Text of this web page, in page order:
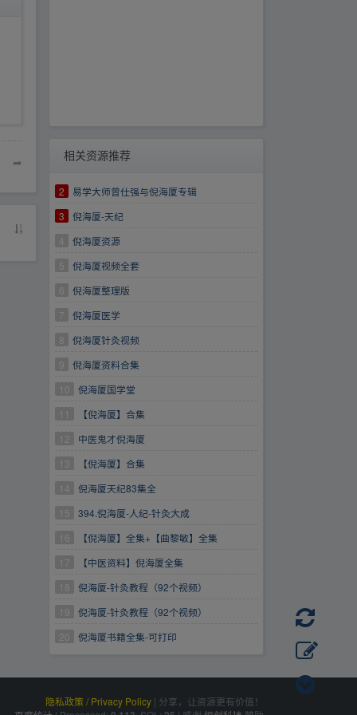
➦ 相关资源推荐
2
易学大师曾仕强与倪海厦专辑
3
倪海厦-天纪
4
倪海厦资源
5
倪海厦视频全套
6
倪海厦整理版
7
倪海厦医学
8
倪海厦针灸视频
9
倪海厦资料合集
10
倪海厦国学堂
11
【倪海厦】合集
12
中医鬼才倪海厦
13
【倪海厦】合集
14
倪海厦天纪83集全
15
394.倪海厦-人纪-针灸大成
16
【倪海厦】全集+【曲黎敏】全集
17
【中医资料】倪海厦全集
18
倪海厦-针灸教程（92个视频）
19
倪海厦-针灸教程（92个视频）
20
倪海厦书籍全集-可打印
隐私政策 / Privacy Policy | 分享，让资源更有价值！